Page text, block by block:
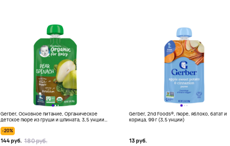
Gerber, Основное питание, Органическое
детское пюре из груши и шпината, 3,5 унции
-20%
144 руб. 180 руб.
Gerber, 2nd Foods®, пюре, яблоко, батат и
корица, 99 г (3,5 унции)
13 руб.